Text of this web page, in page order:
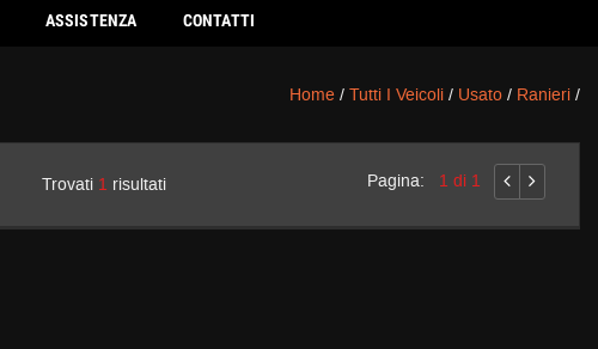
ASSISTENZA CONTATTI
Home / Tutti I Veicoli / Usato / Ranieri /
Trovati 1 risultati Pagina: 1 di 1